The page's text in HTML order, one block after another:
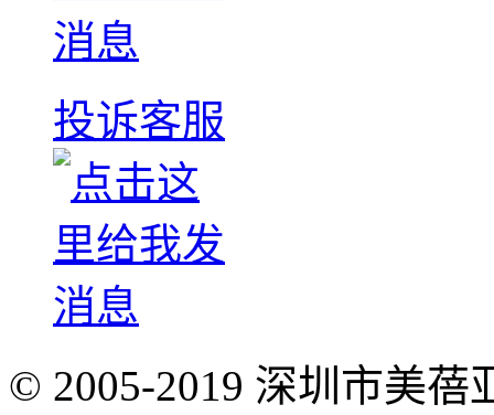
投诉客服
© 2005-2019 深圳市美